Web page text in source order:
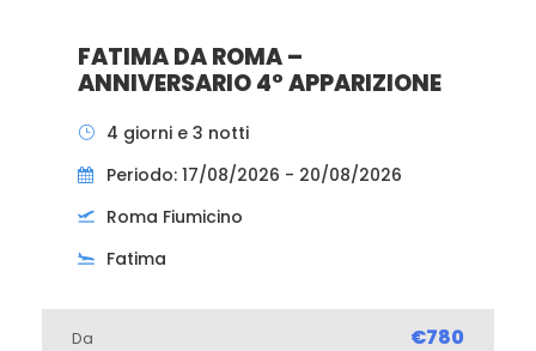
FATIMA DA ROMA –
ANNIVERSARIO 4° APPARIZIONE
4 giorni e 3 notti
Periodo: 17/08/2026 - 20/08/2026
Roma Fiumicino
Fatima
Da €780